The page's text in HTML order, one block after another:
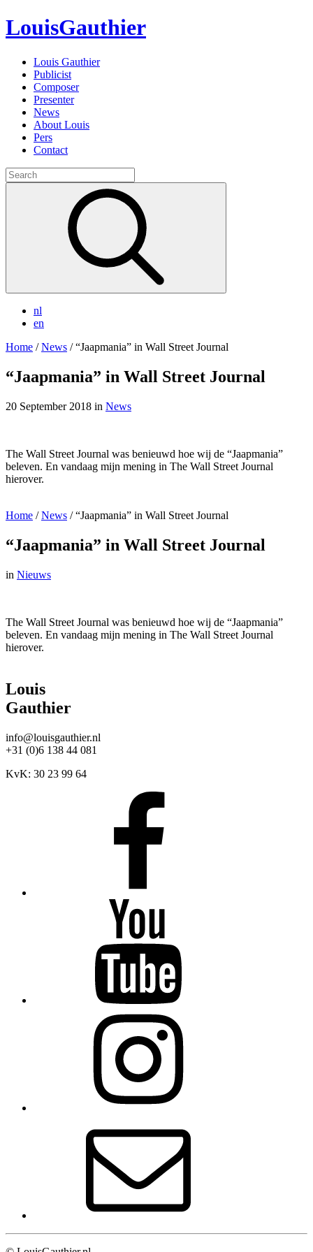
LouisGauthier
Louis Gauthier
Publicist
Composer
Presenter
News
About Louis
Pers
Contact
Search
for:
nl
en
Home /News /“Jaapmania” in Wall Street Journal
“Jaapmania” in Wall Street Journal
20 September 2018 in News
The Wall Street Journal was benieuwd hoe wij de “Jaapmania”
beleven. En vandaag mijn mening in The Wall Street Journal
hierover.
Home /News /“Jaapmania” in Wall Street Journal
“Jaapmania” in Wall Street Journal
in Nieuws
The Wall Street Journal was benieuwd hoe wij de “Jaapmania”
beleven. En vandaag mijn mening in The Wall Street Journal
hierover.
Louis
Gauthier
info@louisgauthier.nl
+31 (0)6 138 44 081
KvK: 30 23 99 64